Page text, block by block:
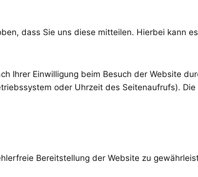
dass Sie uns diese mitteilen. Hierbei kann
Ihrer Einwilligung beim Besuch der Website
oder Uhrzeit des Seitenaufrufs).
Bereitstellung der Website zu